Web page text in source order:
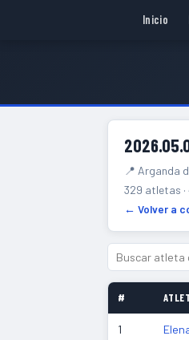
Inicio
📍 Arganda
329 atletas ·
← Volver a
#
1